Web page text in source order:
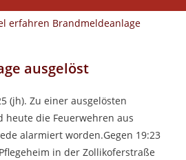
ausgelöst
(jh). Zu einer ausgelösten
heute die Feuerwehren aus
alarmiert worden.Gegen 19:23
in der Zollikoferstraße